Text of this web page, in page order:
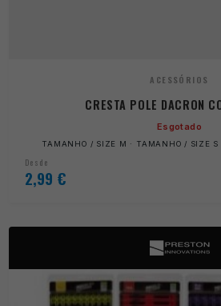
ACESSÓRIOS
CRESTA POLE DACRON
Esgotado
TAMANHO / SIZE M · TAMANHO / SIZE
Desde
2,99 €